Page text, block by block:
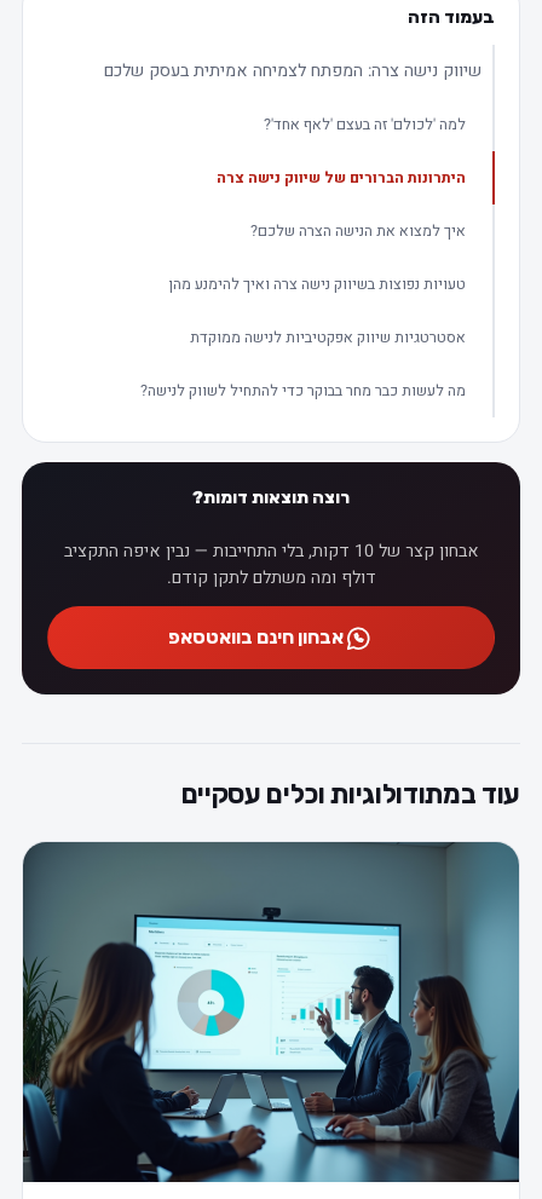
בעמוד הזה
שיווק נישה צרה: המפתח לצמיחה אמיתית בעסק שלכם
למה 'לכולם' זה בעצם 'לאף אחד'?
היתרונות הברורים של שיווק נישה צרה
איך למצוא את הנישה הצרה שלכם?
טעויות נפוצות בשיווק נישה צרה ואיך להימנע מהן
אסטרטגיות שיווק אפקטיביות לנישה ממוקדת
מה לעשות כבר מחר בבוקר כדי להתחיל לשווק לנישה?
רוצה תוצאות דומות?
אבחון קצר של 10 דקות, בלי התחייבות — נבין איפה התקציב
דולף ומה משתלם לתקן קודם.
אבחון חינם בוואטסאפ
עוד במתודולוגיות וכלים עסקיים